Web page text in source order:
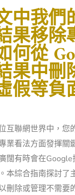
中我們
果移除
何從
果中刪
假等負
互聯網世界中，您
業看法方面發揮關
闊有時會在Google
本綜合指南探討了
刪除或管理不需要